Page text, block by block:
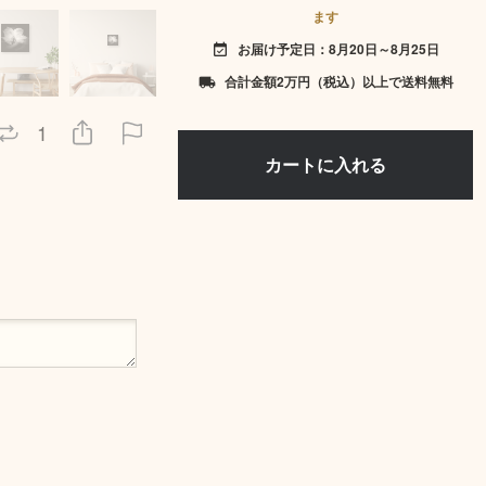
1
ます
event_available お届け予定日：8月20日～8月25日
local_shipping 合計金額2万円（税込）以上で送料無料